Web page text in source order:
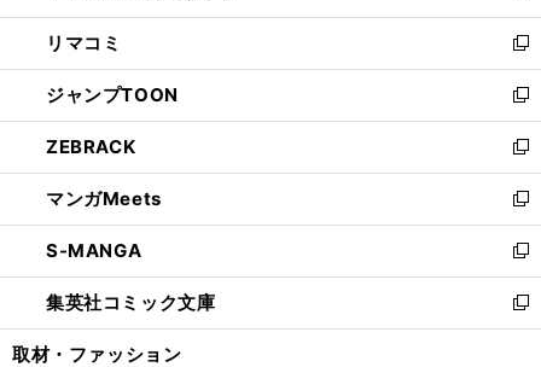
ウ
で
開
く
ン
ド
ウ
で
開
く
ウ
ィ
ン
ド
ウ
で
開
く
し
い
ウ
ィ
ン
ド
ウ
で
開
く
リマコミ
新
し
い
ウ
ィ
ン
ド
ウ
で
開
く
ジャンプTOON
新
し
い
ウ
ィ
ン
ド
ウ
で
開
ZEBRACK
新
し
い
ウ
ィ
ン
ド
ウ
マンガMeets
新
し
い
ウ
ィ
ン
S-MANGA
新
し
い
ウ
集英社コミック文庫
新
し
取材・ファッション